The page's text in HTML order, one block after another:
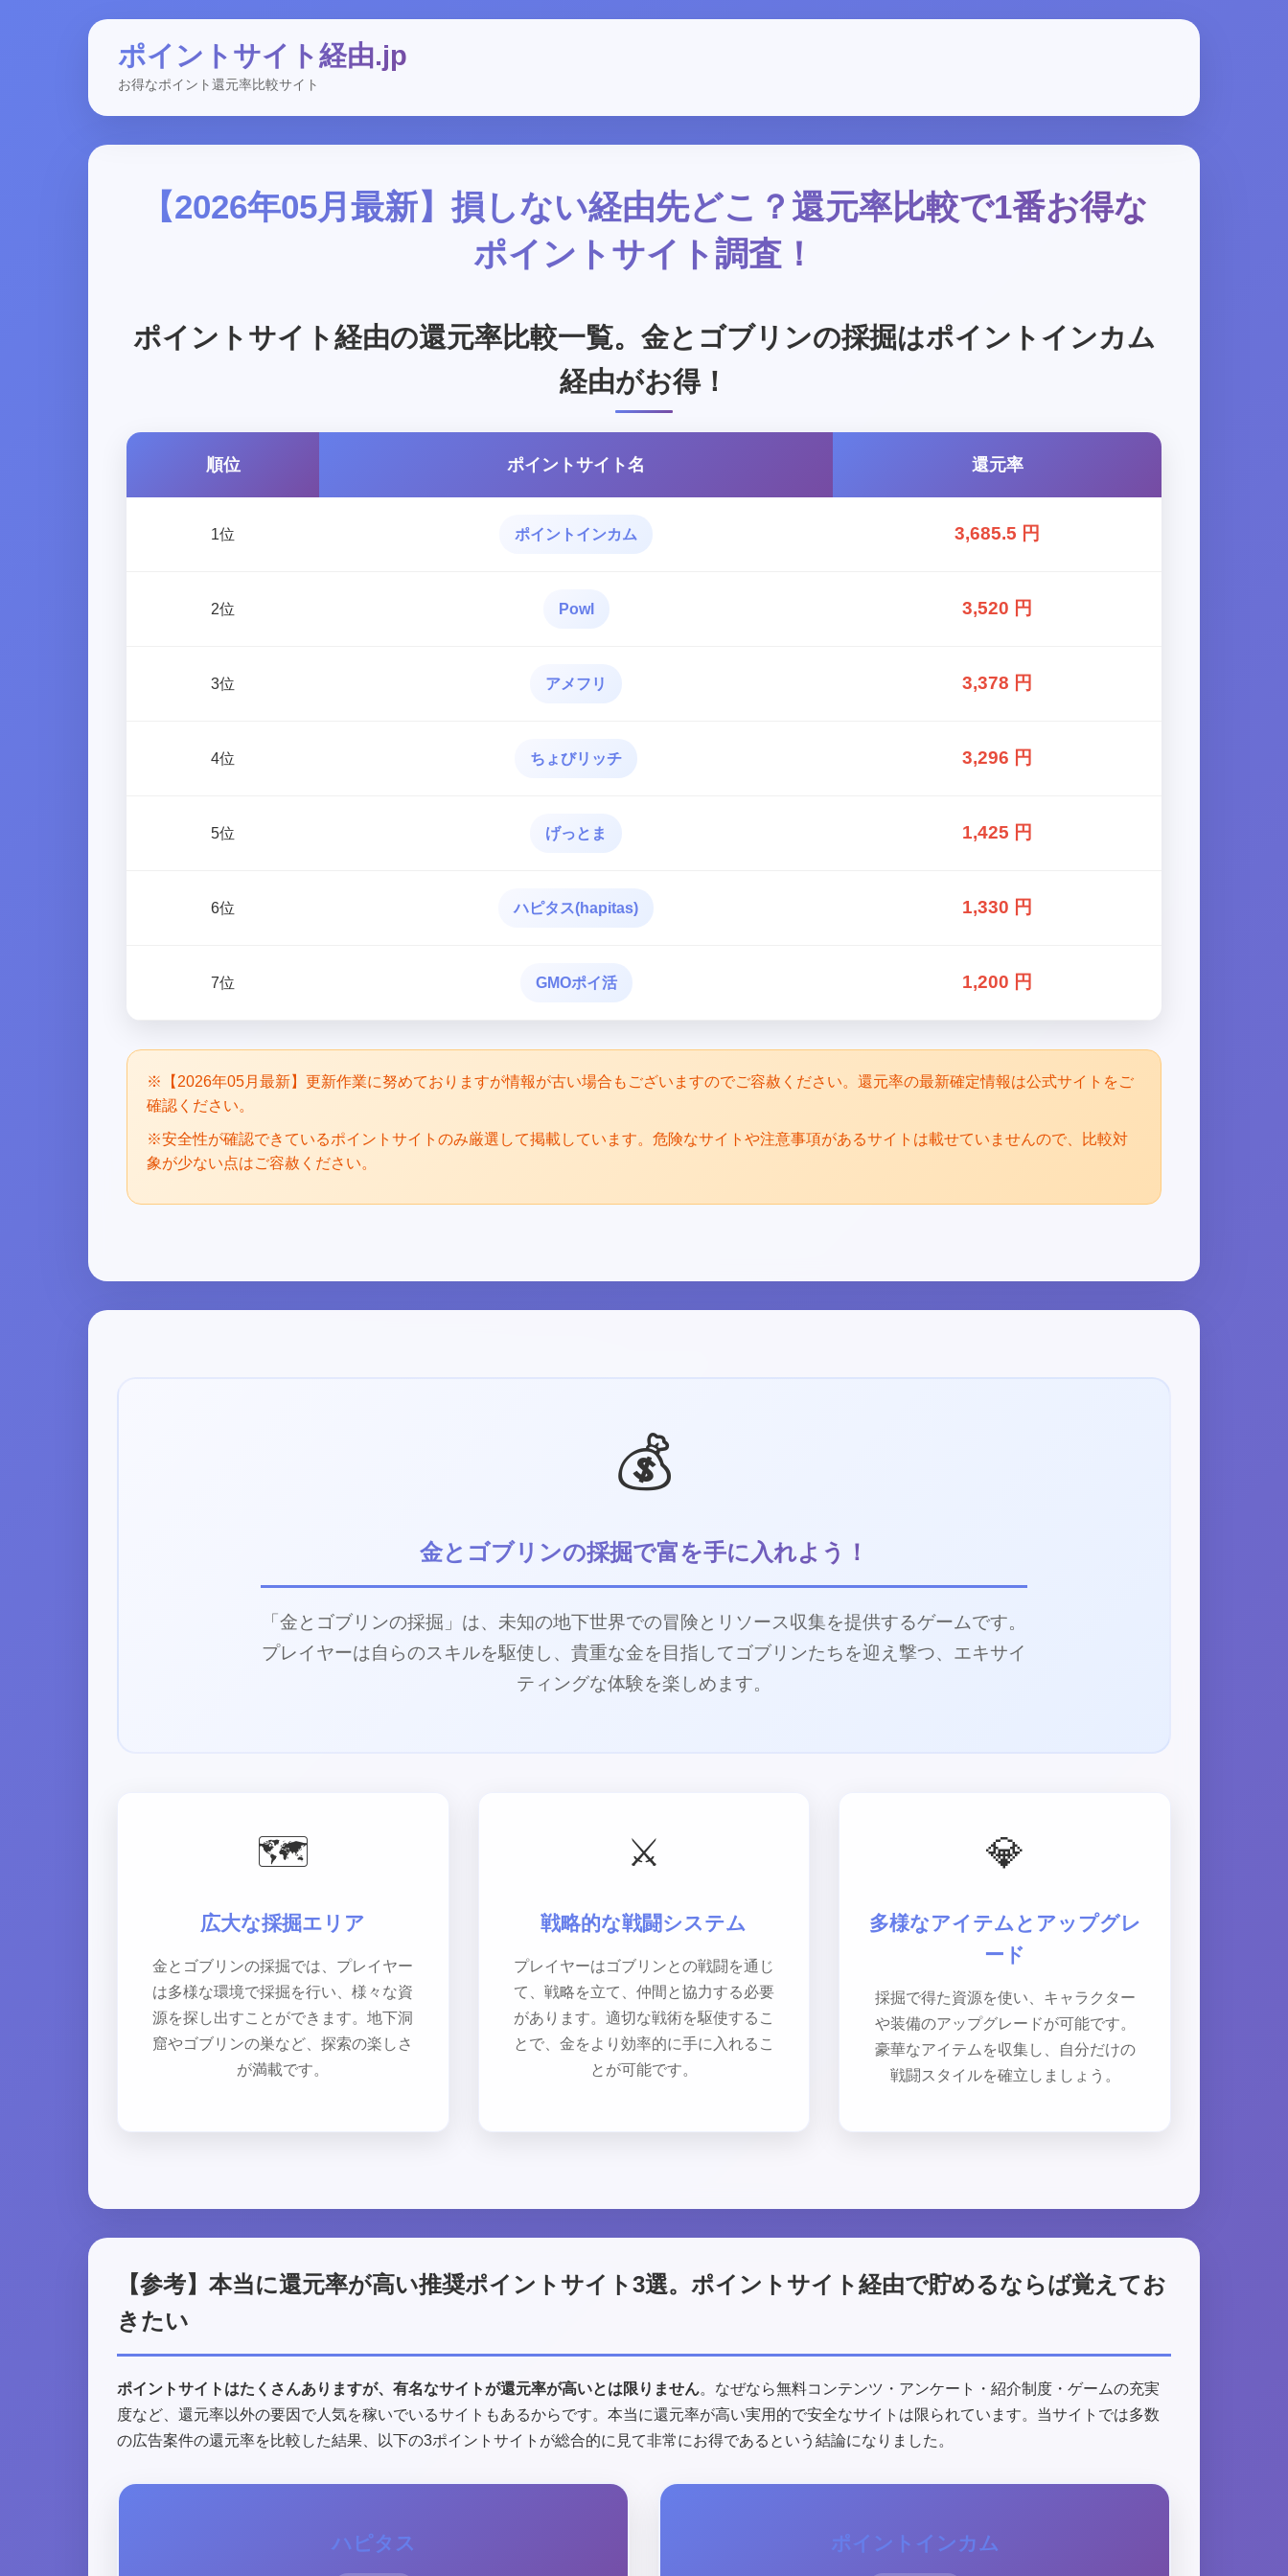
ポイントサイト経由.jp
お得なポイント還元率比較サイト
【2026年05月最新】損しない経由先どこ？還元率比較で1番お得な
ポイントサイト調査！
ポイントサイト経由の還元率比較一覧。金とゴブリンの採掘はポイントインカム
経由がお得！
順位 ポイントサイト名 還元率
1位 ポイントインカム 3,685.5 円
2位 Powl 3,520 円
3位 アメフリ 3,378 円
4位 ちょびリッチ 3,296 円
5位 げっとま 1,425 円
6位 ハピタス(hapitas) 1,330 円
7位 GMOポイ活 1,200 円
※【2026年05月最新】更新作業に努めておりますが情報が古い場合もございますのでご容赦ください。還元率の最新確定情報は公式サイトをご
確認ください。
※安全性が確認できているポイントサイトのみ厳選して掲載しています。危険なサイトや注意事項があるサイトは載せていませんので、比較対
象が少ない点はご容赦ください。
💰
金とゴブリンの採掘で富を手に入れよう！
「金とゴブリンの採掘」は、未知の地下世界での冒険とリソース収集を提供するゲームです。
プレイヤーは自らのスキルを駆使し、貴重な金を目指してゴブリンたちを迎え撃つ、エキサイ
ティングな体験を楽しめます。
🗺️
広大な採掘エリア
金とゴブリンの採掘では、プレイヤー
は多様な環境で採掘を行い、様々な資
源を探し出すことができます。地下洞
窟やゴブリンの巣など、探索の楽しさ
が満載です。
⚔️
戦略的な戦闘システム
プレイヤーはゴブリンとの戦闘を通じ
て、戦略を立て、仲間と協力する必要
があります。適切な戦術を駆使するこ
とで、金をより効率的に手に入れるこ
とが可能です。
💎
多様なアイテムとアップグレ
ード
採掘で得た資源を使い、キャラクター
や装備のアップグレードが可能です。
豪華なアイテムを収集し、自分だけの
戦闘スタイルを確立しましょう。
【参考】本当に還元率が高い推奨ポイントサイト3選。ポイントサイト経由で貯めるならば覚えてお
きたい
ポイントサイトはたくさんありますが、有名なサイトが還元率が高いとは限りません。なぜなら無料コンテンツ・アンケート・紹介制度・ゲームの充実
度など、還元率以外の要因で人気を稼いでいるサイトもあるからです。本当に還元率が高い実用的で安全なサイトは限られています。当サイトでは多数
の広告案件の還元率を比較した結果、以下の3ポイントサイトが総合的に見て非常にお得であるという結論になりました。
ハピタス ポイントインカム